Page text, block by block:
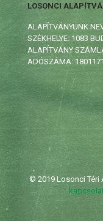
LOSONCI
ALAPÍTVÁNYUNK
SZÉKHELYE: 1083
ALAPÍTVÁNY
ADÓSZÁMA:
© 2019 Losonci Téri